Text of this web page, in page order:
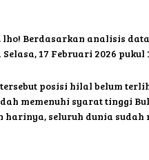
lho! Berdasarkan analisis
17 Februari 2026 pukul
posisi hilal belum
memenuhi syarat tinggi
seluruh dunia sudah